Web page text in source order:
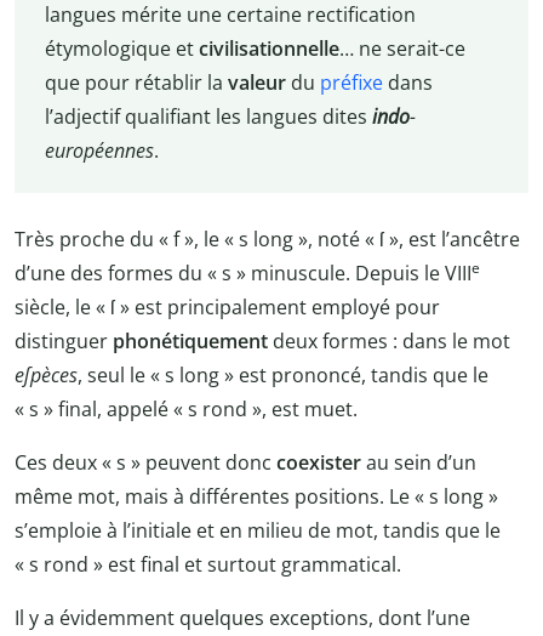
langues mérite une certaine rectification
étymologique etcivilisationnelle… ne serait-ce
que pour rétablir la valeurdu préfixedans
l’adjectif qualifiant les langues dites indo-
européennes.
Très proche du « f », le « s long », noté « ſ », est l’ancêtre
d’une des formes du « s » minuscule. Depuis le VIIIe
siècle, le « ſ » est principalement employé pour
distinguer phonétiquement deux formes : dans le mot
eſpèces, seul le « s long » est prononcé, tandis que le
« s » final, appelé « s rond », est muet.
Ces deux « s » peuvent donc coexisterau sein d’un
même mot, mais à différentes positions. Le « s long »
s’emploie à l’initiale et en milieu de mot, tandis que le
« s rond » est final et surtout grammatical.
Il y a évidemment quelques exceptions, dont l’une